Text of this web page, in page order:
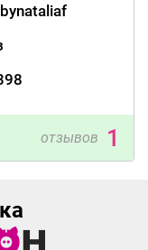
отзывов 1